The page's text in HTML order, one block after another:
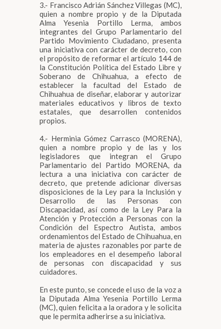
3.- Francisco Adrián Sánchez Villegas (MC),
quien a nombre propio y de la Diputada
Alma Yesenia Portillo Lerma, ambos
integrantes del Grupo Parlamentario del
Partido Movimiento Ciudadano, presenta
una iniciativa con carácter de decreto, con
el propósito de reformar el artículo 144 de
la Constitución Política del Estado Libre y
Soberano de Chihuahua, a efecto de
establecer la facultad del Estado de
Chihuahua de diseñar, elaborar y autorizar
materiales educativos y libros de texto
estatales, que desarrollen contenidos
propios.
4.- Herminia Gómez Carrasco (MORENA),
quien a nombre propio y de las y los
legisladores que integran el Grupo
Parlamentario del Partido MORENA, da
lectura a una iniciativa con carácter de
decreto, que pretende adicionar diversas
disposiciones de la Ley para la Inclusión y
Desarrollo de las Personas con
Discapacidad, así como de la Ley Para la
Atención y Protección a Personas con la
Condición del Espectro Autista, ambos
ordenamientos del Estado de Chihuahua, en
materia de ajustes razonables por parte de
los empleadores en el desempeño laboral
de personas con discapacidad y sus
cuidadores.
En este punto, se concede el uso de la voz a
la Diputada Alma Yesenia Portillo Lerma
(MC), quien felicita a la oradora y le solicita
que le permita adherirse a su iniciativa.